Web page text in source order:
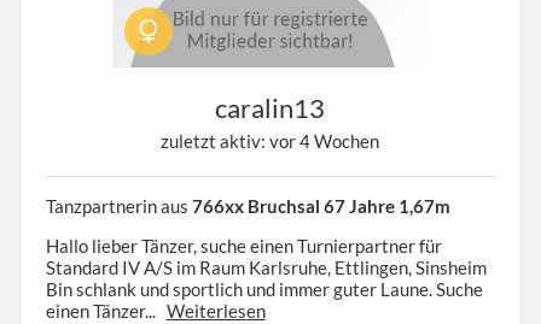
caralin13
zuletzt aktiv: vor 4 Wochen
Tanzpartnerin aus 766xx Bruchsal 67 Jahre 1,67m
Hallo lieber Tänzer, suche einen Turnierpartner für
Standard IV A/S im Raum Karlsruhe, Ettlingen, Sinsheim
Bin schlank und sportlich und immer guter Laune. Suche
einen Tänzer... Weiterlesen